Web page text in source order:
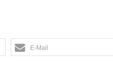
E-Mail